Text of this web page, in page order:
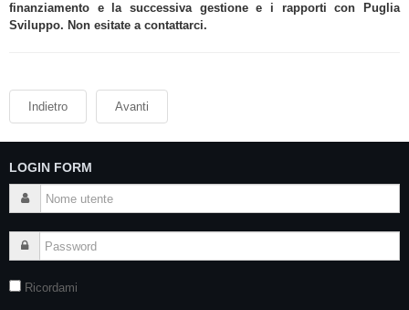
finanziamento e la successiva gestione e i rapporti con Puglia
Sviluppo. Non esitate a contattarci.
Indietro Avanti
LOGIN FORM
Ricordami